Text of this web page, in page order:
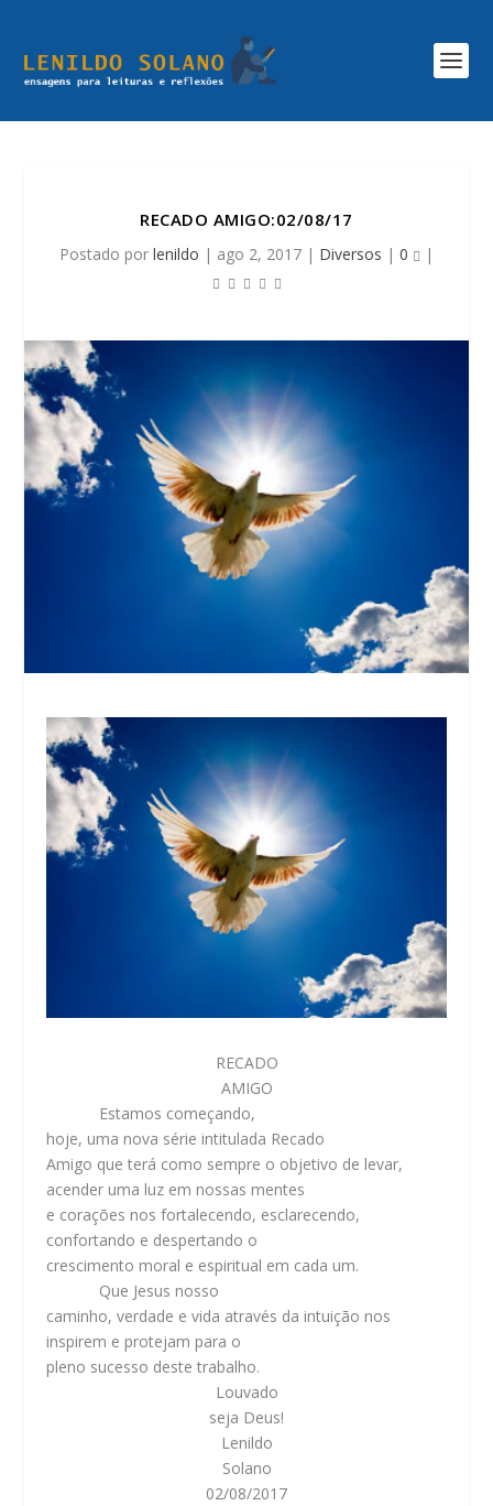
RECADO AMIGO:02/08/17
Postado por lenildo | ago 2, 2017 | Diversos | 0 |
RECADO
AMIGO
Estamos começando,
hoje, uma nova série intitulada Recado
Amigo que terá como sempre o objetivo de levar,
acender uma luz em nossas mentes
e corações nos fortalecendo, esclarecendo,
confortando e despertando o
crescimento moral e espiritual em cada um.
Que Jesus nosso
caminho, verdade e vida através da intuição nos
inspirem e protejam para o
pleno sucesso deste trabalho.
Louvado
seja Deus!
Lenildo
Solano
02/08/2017